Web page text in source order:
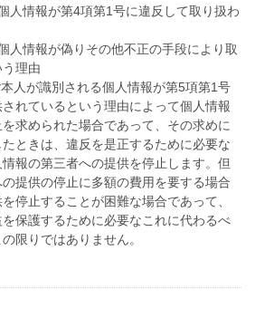
人情報が第4項第1号に違反して取り扱わ
人情報が偽りその他不正の手段により取
理由
人が識別される個人情報が第5項第1号
れているという理由によって個人情報
求められた場合であって、その求めに
ときは、違反を是正するために必要な
報の第三者への提供を停止します。但
提供の停止に多額の費用を要する場合
停止することが困難な場合であって、
保護するために必要なこれに代わるべ
限りではありません。